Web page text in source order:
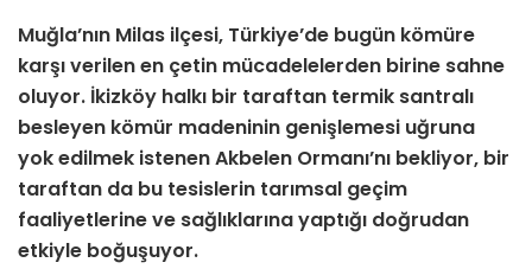
Muğla’nın Milas ilçesi, Türkiye’de bugün kömüre
karşı verilen en çetin mücadelelerden birine sahne
oluyor. İkizköy halkı bir taraftan termik santralı
besleyen kömür madeninin genişlemesi uğruna
yok edilmek istenen Akbelen Ormanı’nı bekliyor, bir
taraftan da bu tesislerin tarımsal geçim
faaliyetlerine ve sağlıklarına yaptığı doğrudan
etkiyle boğuşuyor.